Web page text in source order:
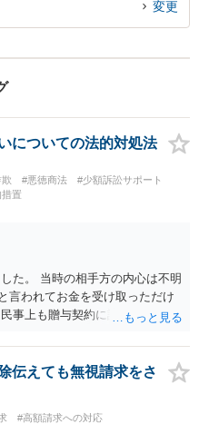
変更
についての法的対処法
#悪徳商法
#少額訴訟サポート
置
た。 当時の相手方の内心は不明
言われてお金を受け取っただけ
事上も贈与契約に該当すると思
にしてください。 ご不安であれ
いかもしれません。 以上、ご参
伝えても無視請求をさ
#高額請求への対応